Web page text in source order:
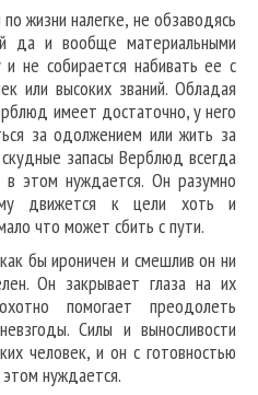
жизни налегке, не обзаводясь
да и вообще материальными
не собирается набивать ее с
или высоких званий. Обладая
имеет достаточно, у него
за одолжением или жить за
запасы Верблюд всегда
этом нуждается. Он разумно
движется к цели хоть и
что может сбить с пути.
бы ироничен и смешлив он ни
Он закрывает глаза на их
помогает преодолеть
Силы и выносливости
человек, и он с готовностью
нуждается.